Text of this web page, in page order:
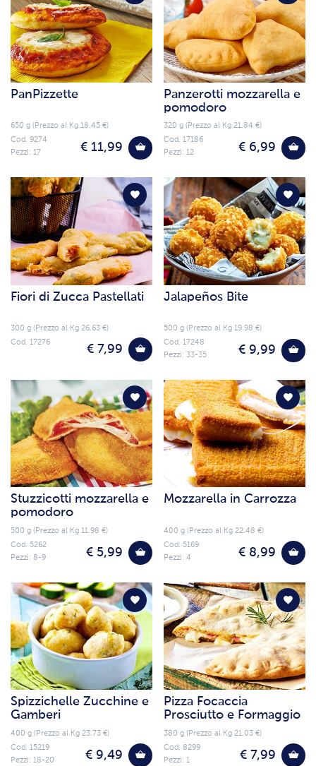
PanPizzette
650 g (Prezzo al Kg 18.45 €)
€ 11,99
Cod. 9274
Pezzi: 17
Panzerotti mozzarella e
pomodoro
320 g (Prezzo al Kg 21.84 €)
€ 6,99
Cod. 17186
Pezzi: 12
Fiori di Zucca Pastellati
300 g (Prezzo al Kg 26.63 €)
€ 7,99
Cod. 17276
Jalapeños Bite
500 g (Prezzo al Kg 19.98 €)
€ 9,99
Cod. 17248
Pezzi: 33-35
Stuzzicotti mozzarella e
pomodoro
500 g (Prezzo al Kg 11.98 €)
€ 5,99
Cod. 5262
Pezzi: 8-9
Mozzarella in Carrozza
400 g (Prezzo al Kg 22.48 €)
€ 8,99
Cod. 5169
Pezzi: 4
Spizzichelle Zucchine e
Gamberi
400 g (Prezzo al Kg 23.73 €)
€ 9,49
Cod. 15219
Pezzi: 18-20
Pizza Focaccia
Prosciutto e Formaggio
380 g (Prezzo al Kg 21.03 €)
€ 7,99
Cod. 8299
Pezzi: 1